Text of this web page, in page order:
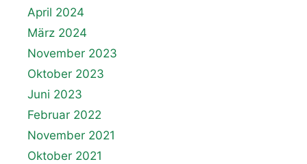
April 2024
März 2024
November 2023
Oktober 2023
Juni 2023
Februar 2022
November 2021
Oktober 2021